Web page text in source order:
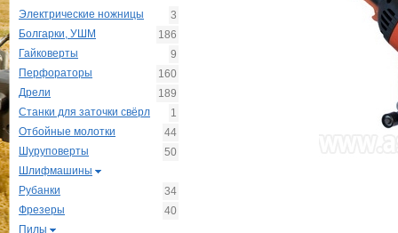
Электрические ножницы
3
Болгарки, УШМ
186
Гайковерты
9
Перфораторы
160
Дрели
189
Станки для заточки свёрл
1
Отбойные молотки
44
Шуруповерты
50
Шлифмашины
Рубанки
34
Фрезеры
40
Пилы